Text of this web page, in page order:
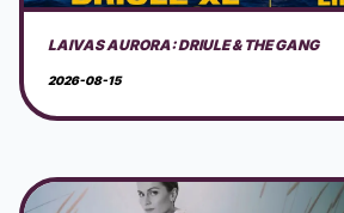
AKUSTINIS MUZIKOS VAKARAS GAMTOJE
2026-08-15